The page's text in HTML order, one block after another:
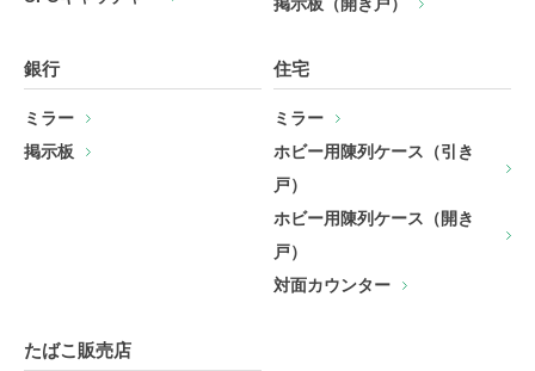
銀行
ミラー
掲示板
住宅
ミラー
ホビー用陳列ケース（引き
戸）
ホビー用陳列ケース（開き
戸）
対面カウンター
たばこ販売店